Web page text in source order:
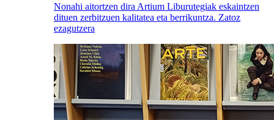
Nonahi aitortzen dira Artium Liburutegiak eskaintzen
dituen zerbitzuen kalitatea eta berrikuntza. Zatoz
ezagutzera